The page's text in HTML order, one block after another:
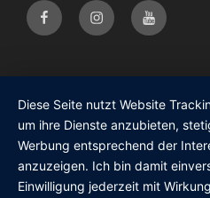
Facebook
Trials
Life
Instagram
Trials
Life
Youtube
Trials
Life
Diese Seite nutzt Website
um ihre Dienste anzubieten,
Werbung entsprechend der
anzuzeigen. Ich bin damit
Einwilligung jederzeit mit